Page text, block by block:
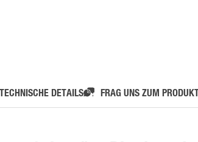
TECHNISCHE DETAILS FRAG UNS ZUM PRODUKT